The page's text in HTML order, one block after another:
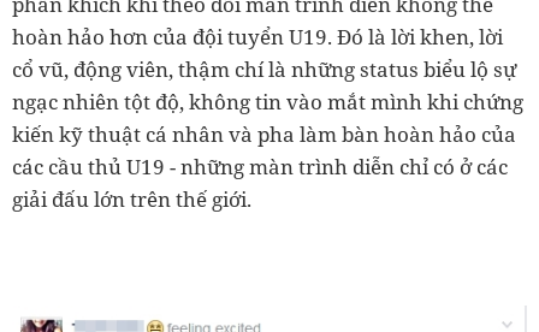
hoàn hảo hơn của đội tuyển U19. Đó là lời khen, lời
cổ vũ, động viên, thậm chí là những status biểu lộ sự
ngạc nhiên tột độ, không tin vào mắt mình khi chứng
kiến kỹ thuật cá nhân và pha làm bàn hoàn hảo của
các cầu thủ U19 - những màn trình diễn chỉ có ở các
giải đấu lớn trên thế giới.